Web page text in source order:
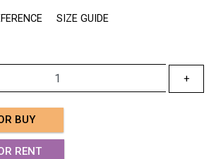
SIZE GUIDE
+
BUY
RENT